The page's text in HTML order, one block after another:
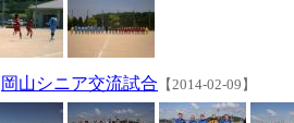
岡山シニア交流試合 【2014-02-09】